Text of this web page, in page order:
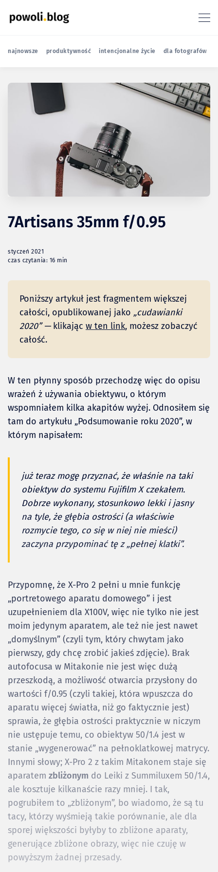
najnowsze produktywność intencjonalne życie dla fotografów
7Artisans 35mm f/0.95
styczeń 2021
czas czytania: 16 min
Poniższy artykuł jest fragmentem większej
całości, opublikowanej jako „cudawianki
2020” — klikając w ten link, możesz zobaczyć
całość.
W ten płynny sposób przechodzę więc do opisu
wrażeń ż używania obiektywu, o którym
wspomniałem kilka akapitów wyżej. Odnosiłem się
tam do artykułu „Podsumowanie roku 2020”, w
którym napisałem:
już teraz mogę przyznać, że właśnie na taki
obiektyw do systemu Fujifilm X czekałem.
Dobrze wykonany, stosunkowo lekki i jasny
na tyle, że głębia ostrości (a właściwie
rozmycie tego, co się w niej nie mieści)
zaczyna przypominać tę z „pełnej klatki”.
Przypomnę, że X-Pro 2 pełni u mnie funkcję
„portretowego aparatu domowego” i jest
uzupełnieniem dla X100V, więc nie tylko nie jest
moim jedynym aparatem, ale też nie jest nawet
„domyślnym” (czyli tym, który chwytam jako
pierwszy, gdy chcę zrobić jakieś zdjęcie). Brak
autofocusa w Mitakonie nie jest więc dużą
przeszkodą, a możliwość otwarcia przysłony do
wartości f/0.95 (czyli takiej, która wpuszcza do
aparatu więcej światła, niż go faktycznie jest)
sprawia, że głębia ostrości praktycznie w niczym
nie ustępuje temu, co obiektyw 50/1.4 jest w
stanie „wygenerować” na pełnoklatkowej matrycy.
Innymi słowy; X-Pro 2 z takim Mitakonem staje się
aparatem zbliżonym do Leiki z Summiluxem 50/1.4,
ale kosztuje kilkanaście razy mniej. I tak,
pogrubiłem to „zbliżonym”, bo wiadomo, że są tu
tacy, którzy wyśmieją takie porównanie, ale dla
sporej większości byłyby to zbliżone aparaty,
generujące zbliżone obrazy, więc nie czuję w
powyższym żadnej przesady.